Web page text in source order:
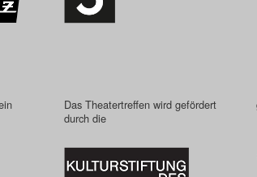
Das Theatertreffen wird gefördert
durch die